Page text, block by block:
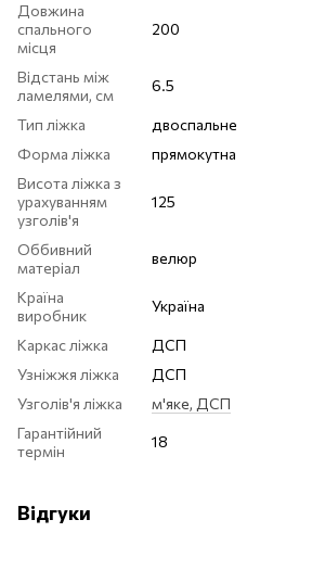
Довжина
спального
місця
200
Відстань між
ламелями, см
6.5
Тип ліжка
двоспальне
Форма ліжка
прямокутна
Висота ліжка з
урахуванням
узголів'я
125
Оббивний
матеріал
велюр
Країна
виробник
Україна
Каркас ліжка
ДСП
Узніжжя ліжка
ДСП
Узголів'я ліжка
м'яке, ДСП
Гарантійний
термін
18
Відгуки